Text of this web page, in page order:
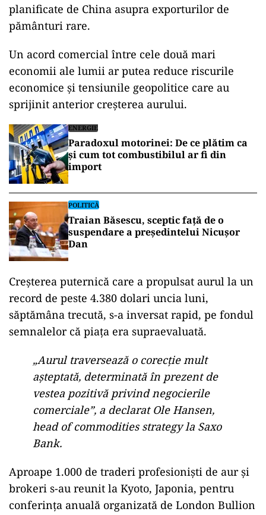
planificate de China asupra exporturilor de
pământuri rare.
Un acord comercial între cele două mari
economii ale lumii ar putea reduce riscurile
economice şi tensiunile geopolitice care au
sprijinit anterior creşterea aurului.
ENERGIE
Paradoxul motorinei: De ce plătim ca
și cum tot combustibilul ar fi din
import
POLITICĂ
Traian Băsescu, sceptic față de o
suspendare a președintelui Nicușor
Dan
Creşterea puternică care a propulsat aurul la un
record de peste 4.380 dolari uncia luni,
săptămâna trecută, s-a inversat rapid, pe fondul
semnalelor că piaţa era supraevaluată.
„Aurul traversează o corecţie mult
aşteptată, determinată în prezent de
vestea pozitivă privind negocierile
comerciale”, a declarat Ole Hansen,
head of commodities strategy la Saxo
Bank.
Aproape 1.000 de traderi profesionişti de aur şi
brokeri s-au reunit la Kyoto, Japonia, pentru
conferinţa anuală organizată de London Bullion